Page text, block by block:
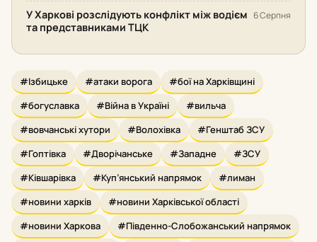
У Харкові розслідують конфлікт між водієм
та представниками ТЦК
6 Серпня
#Ізбицьке #атаки ворога
#бої на Харківщині
#богуславка
#Війна в Україні
#вильча
#вовчанські хутори
#Волохівка
#Генштаб ЗСУ
#Гоптівка
#Дворічанське #Западне
#ЗСУ
#Ківшарівка
#Куп’янський напрямок
#лиман
#новини харків
#новини Харківської області
#новини Харкова
#Південно-Слобожанський напрямок